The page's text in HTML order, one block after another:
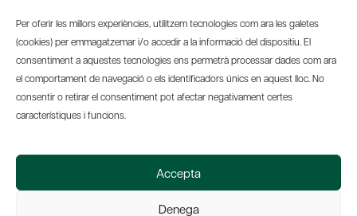
Per oferir les millors experiències, utilitzem tecnologies com ara les galetes
(cookies) per emmagatzemar i/o accedir a la informació del dispositiu. El
consentiment a aquestes tecnologies ens permetrà processar dades com ara
el comportament de navegació o els identificadors únics en aquest lloc. No
consentir o retirar el consentiment pot afectar negativament certes
característiques i funcions.
Accepta
Denega
info@amicsdelpais.com
Suscripció Newsletter
© 2026 Societat Econòmica Barcelonesa d'Amics del País